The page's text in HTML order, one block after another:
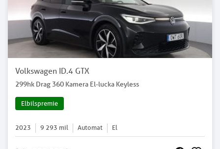
Volkswagen ID.4 GTX
299hk Drag 360 Kamera El-lucka Keyless
Elbilspremie
2023 9 293 mil Automat El